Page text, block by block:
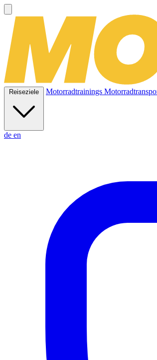
Reiseziele Motorradtrainings
de en